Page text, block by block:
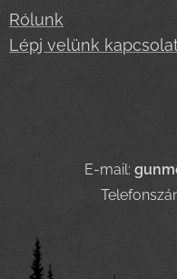
Rólunk
Lépj velünk
E-mail: